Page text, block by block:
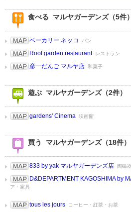
食べる マルヤガーデンズ（5件）
ベーカリー ネッコ パン
Roof garden restaurant
レストラン
彦一だんご マルヤ店 和菓子
遊ぶ マルヤガーデンズ（2件）
gardens' Cinema 映画館
買う マルヤガーデンズ（18件）
833 by yak マルヤガーデンズ店 陶磁器
D&DEPARTMENT KAGOSHIMA by
ア・家具
tous les jours
コーヒー・紅茶・お茶